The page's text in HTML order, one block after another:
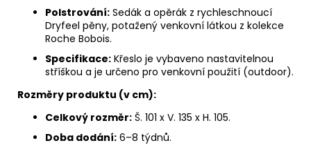
Polstrování: Sedák a opěrák z rychleschnoucí
Dryfeel pěny, potažený venkovní látkou z kolekce
Roche Bobois.
Specifikace: Křeslo je vybaveno nastavitelnou
stříškou a je určeno pro venkovní použití (outdoor).
Rozměry produktu (v cm):
Celkový rozměr: Š. 101 x V. 135 x H. 105.
Doba dodání: 6–8 týdnů.